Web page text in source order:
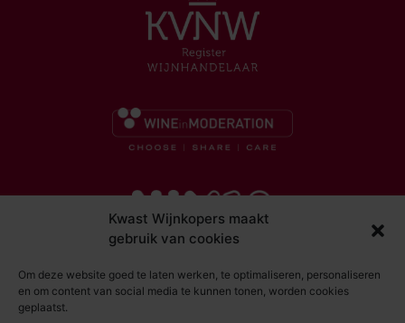
Kwast Wijnkopers maakt
gebruik van cookies
Om deze website goed te laten werken, te optimaliseren, personaliseren
en om content van social media te kunnen tonen, worden cookies
geplaatst.